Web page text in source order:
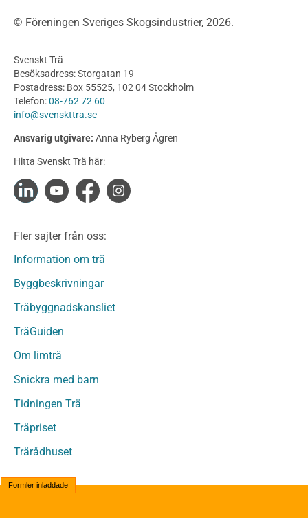
Formler inladdade
Byggnation och utförande
Utförande
Produkter
Konstruktionsvirke
Konstruktionsvirke Behandlat
Konstruktionsvirke Fingerskarvat
Konstruktionsvirke Fingerskarvat Obehandlat
Limträ
Fanerträ
Fanerträ Obehandlat
Träpanel och Utvändig beklädnad Behandlat
Träpanel och utvändig beklädnad Obehandlat
Trägolv
Trägolv Obehandlat
Sågat virke
Sågat virke Behandlat
Övriga träprodukter
Övrigt byggvirke
Underlagsspont
© Föreningen Sveriges Skogsindustrier, 2026.
Svenskt Trä
Besöksadress: Storgatan 19
Postadress: Box 55525, 102 04 Stockholm
Telefon:08-762 72 60
info@svenskttra.se
Ansvarig utgivare: Anna Ryberg Ågren
Hitta Svenskt Trä här:
Fler sajter från oss:
Information om trä
Byggbeskrivningar
Träbyggnadskansliet
TräGuiden
Om limträ
Snickra med barn
Tidningen Trä
Träpriset
Trärådhuset